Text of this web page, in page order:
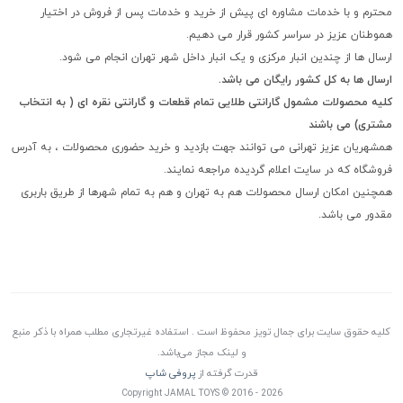
محترم و با خدمات مشاوره ای پیش از خرید و خدمات پس از فروش در اختیار
هموطنان عزیز در سراسر کشور قرار می دهیم.
ارسال ها از چندین انبار مرکزی و یک انبار داخل شهر تهران انجام می شود.
ارسال ها به کل کشور رایگان می باشد.
کلیه محصولات مشمول گارانتی طلایی تمام قطعات و گارانتی نقره ای ( به انتخاب
مشتری) می باشند
همشهریان عزیز تهرانی می توانند جهت بازدید و خرید حضوری محصولات ، به آدرس
فروشگاه که در سایت اعلام گردیده مراجعه نمایند.
همچنین امکان ارسال محصولات هم به تهران و هم به تمام شهرها از طریق باربری
مقدور می باشد.
کلیه حقوق سایت برای جمال تویز محفوظ است . استفاده غیرتجاری مطلب همراه با ذکر منبع
و لینک مجاز می‌باشد.
قدرت گرفته ازپروفی شاپ
Copyright JAMAL TOYS © 2016 - 2026